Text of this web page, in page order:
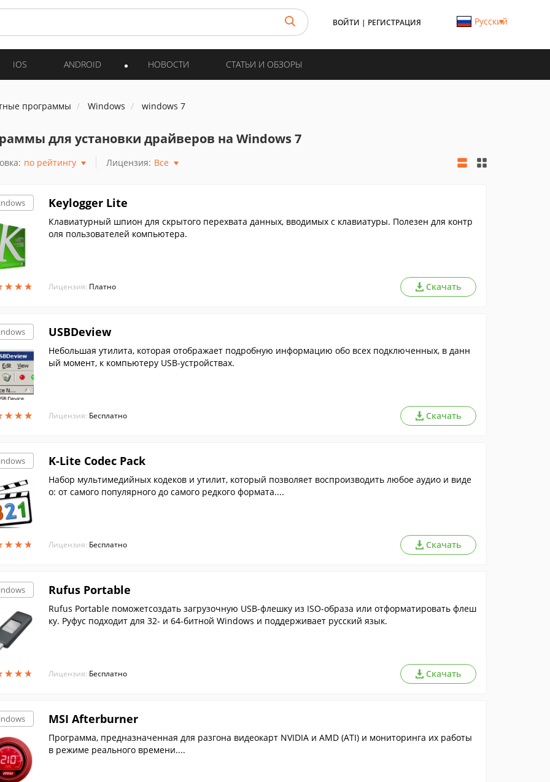
ВОЙТИ | РЕГИСТРАЦИЯ Русский
IOS ANDROID НОВОСТИ СТАТЬИ И ОБЗОРЫ
программы Windows windows 7
для установки драйверов на Windows 7
по рейтингу Лицензия: Все
★★★
★★★
Keylogger Lite
Клавиатурный шпион для скрытого перехвата данных, вводимых с клавиатуры. Полезен для контр
оля пользователей компьютера.
Лицензия: Платно Скачать
★★★
★★★
USBDeview
Небольшая утилита, которая отображает подробную информацию обо всех подключенных, в данн
ый момент, к компьютеру USB-устройствах.
Лицензия: Бесплатно Скачать
★★★
★★★
K-Lite Codec Pack
Набор мультимедийных кодеков и утилит, который позволяет воспроизводить любое аудио и виде
о: от самого популярного до самого редкого формата....
Лицензия: Бесплатно Скачать
★★★
★★★
Rufus Portable
Rufus Portable поможетсоздать загрузочную USB-флешку из ISO-образа или отформатировать флеш
ку. Руфус подходит для 32- и 64-битной Windows и поддерживает русский язык.
Лицензия: Бесплатно Скачать
MSI Afterburner
Программа, предназначенная для разгона видеокарт NVIDIA и AMD (ATI) и мониторинга их работы
в режиме реального времени....